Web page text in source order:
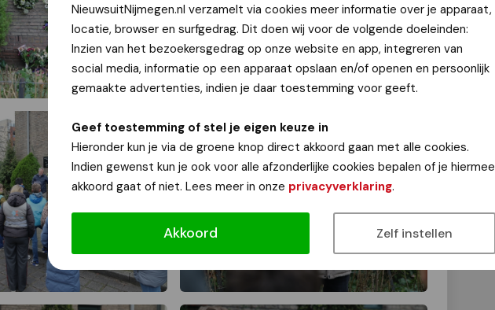
NieuwsuitNijmegen.nl verzamelt via cookies meer informatie over je apparaat,
locatie, browser en surfgedrag. Dit doen wij voor de volgende doeleinden:
Inzien van het bezoekersgedrag op onze website en app, integreren van
social media, informatie op een apparaat opslaan en/of openen en persoonlijk
gemaakte advertenties, indien je daar toestemming voor geeft.
Geef toestemming of stel je eigen keuze in
Hieronder kun je via de groene knop direct akkoord gaan met alle cookies.
Indien gewenst kun je ook voor alle afzonderlijke cookies bepalen of je hiermee
akkoord gaat of niet. Lees meer in onze privacyverklaring.
Akkoord Zelf instellen